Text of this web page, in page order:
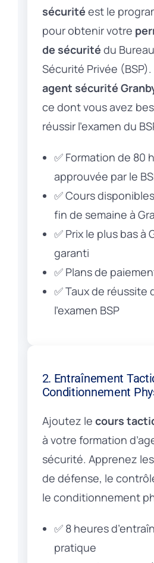
sécurité est le
pour obtenir votre
de sécurité du
Sécurité Privée (BSP).
agent sécurité
ce dont vous avez
réussir l’examen du
✅ Formation de 80
approuvée par le
✅ Cours
fin de semaine à
✅ Prix le plus bas à
garanti
✅ Plans de
✅ Taux de réussite
l’examen BSP
2. Entraînement
Conditionnement
Ajoutez le cours
à votre formation
sécurité. Apprenez
de défense, le
le conditionnement
✅ 8 heures
pratique